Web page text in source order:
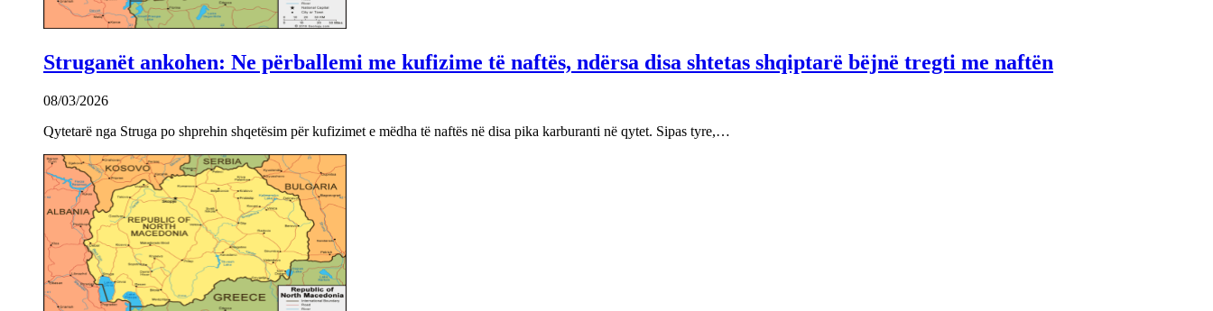
Struganët ankohen: Ne përballemi me kufizime të naftës, ndërsa disa shtetas shqiptarë bëjnë tregti me naftën
08/03/2026
Qytetarë nga Struga po shprehin shqetësim për kufizimet e mëdha të naftës në disa pika karburanti në qytet. Sipas tyre,…